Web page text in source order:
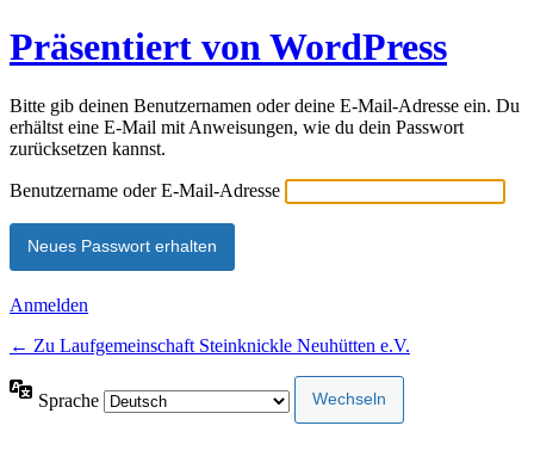
Präsentiert von WordPress
Bitte gib deinen Benutzernamen oder deine E-Mail-Adresse ein. Du
erhältst eine E-Mail mit Anweisungen, wie du dein Passwort
zurücksetzen kannst.
Benutzername oder E-Mail-Adresse
Anmelden
← Zu Laufgemeinschaft Steinknickle Neuhütten e.V.
Sprache